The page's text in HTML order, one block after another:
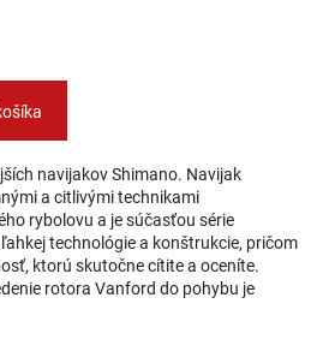
navijakov Shimano. Navijak
a citlivými technikami
rybolovu a je súčasťou série
technológie a konštrukcie, pričom
ktorú skutočne cítite a oceníte.
rotora Vanford do pohybu je